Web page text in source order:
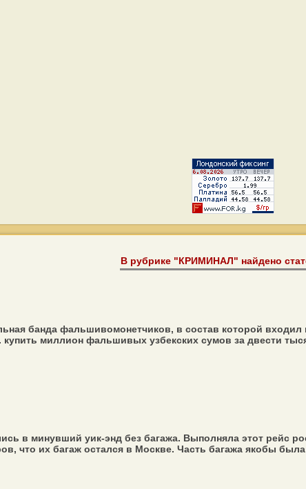
В рубрике "КРИМИНАЛ" найдено
банда фальшивомонетчиков, в состав которой
купить миллион фальшивых узбекских сумов за двести
в минувший уик-энд без багажа. Выполняла этот рейс
что их багаж остался в Москве. Часть багажа якобы